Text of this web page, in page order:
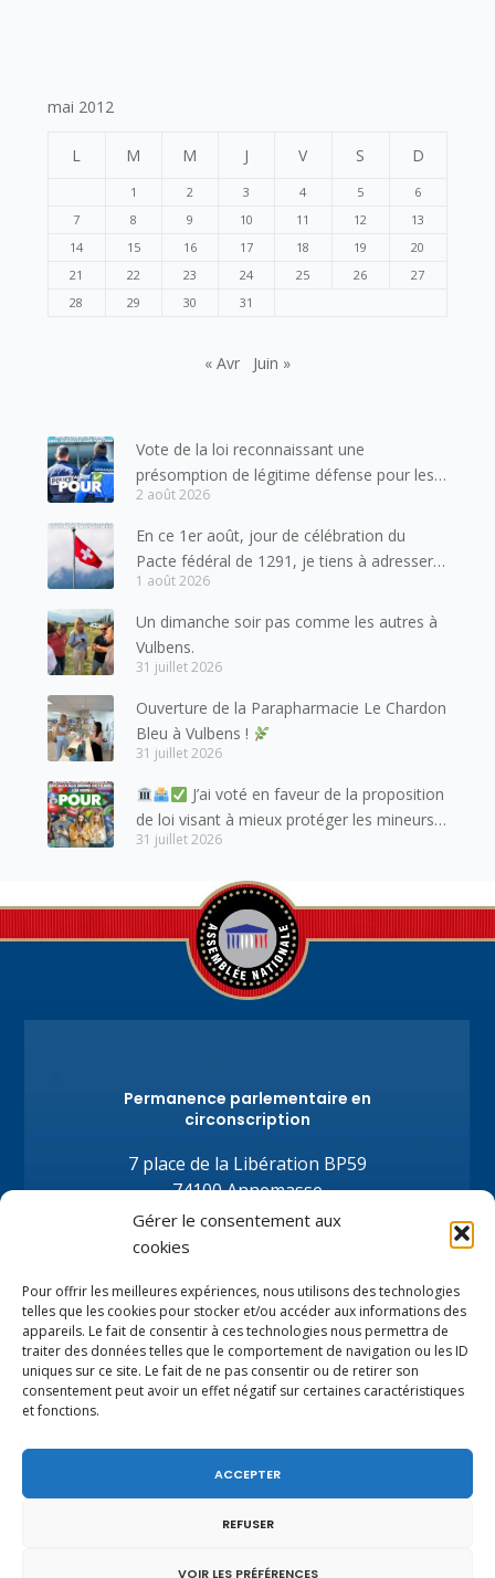
Gérer le consentement aux
cookies
Pour offrir les meilleures expériences, nous utilisons des technologies
telles que les cookies pour stocker et/ou accéder aux informations des
appareils. Le fait de consentir à ces technologies nous permettra de
traiter des données telles que le comportement de navigation ou les ID
uniques sur ce site. Le fait de ne pas consentir ou de retirer son
consentement peut avoir un effet négatif sur certaines caractéristiques
et fonctions.
ACCEPTER
REFUSER
VOIR LES PRÉFÉRENCES
mai 2012
L M M J V S D
1 2 3 4 5
6
7
8 9 10 11 12
13
14
15 16 17 18 19
20
21
22 23 24 25 26
27
28
29 30 31
« Avr Juin »
Vote de la loi reconnaissant une
présomption de légitime défense pour les
forces de l’ordre
2 août 2026
En ce 1er août, jour de célébration du
Pacte fédéral de 1291, je tiens à adresser
mes meilleures salutations à nos voisins et
amis suisses, et plus particulièrement aux
habitants du bassin genevois et de l’arc
lémanique, avec lesquels la Haute-Savoie
1 août 2026
Un dimanche soir pas comme les autres à
Vulbens.
31 juillet 2026
Ouverture de la Parapharmacie Le Chardon
Bleu à Vulbens !
31 juillet 2026
J’ai voté en faveur de la proposition
de loi visant à mieux protéger les mineurs
des risques liés à l’utilisation des réseaux
31 juillet 2026
Permanence parlementaire en
circonscription
7 place de la Libération BP59
74100 Annemasse
Tél.+33 (0)4.50.80.35.02
depute@virginiedubymuller.fr